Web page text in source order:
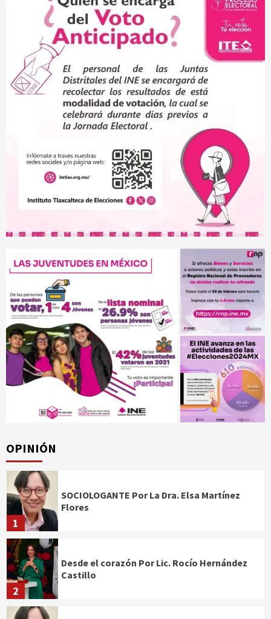
OPINIÓN
1
SOCIOLOGANTE Por La Dra. Elsa Martínez
Flores
2
Desde el corazón Por Lic. Rocío Hernández
Castillo